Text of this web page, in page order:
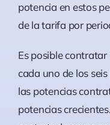
potencia en estos
de la tarifa por
Es posible
cada uno de los
las potencias
potencias